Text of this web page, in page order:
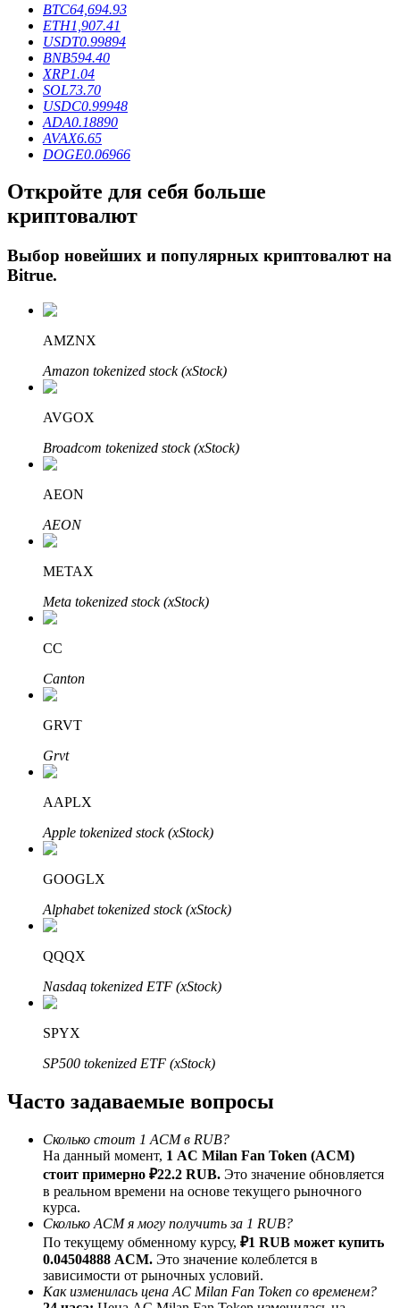
Кредиты
Сервис заимствований, обеспеченных криптовалютой
Авто Инвест
Получите долгосрочную прибыль и гибкие проценты
Изучите стейкинг
Узнайте о пассивном доходе
До 65% комиссии!
Реферал
Пригласите друга, чтобы получить денежные
вознаграждения
Deposit CASHCAT & Win
BTC64,694.93
ETH1,907.41
USDT0.99894
BNB594.40
XRP1.04
SOL73.70
USDC0.99948
ADA0.18890
AVAX6.65
DOGE0.06966
Откройте для себя больше
криптовалют
Выбор новейших и популярных криптовалют на
Bitrue.
AMZNX
Amazon tokenized stock (xStock)
AVGOX
Broadcom tokenized stock (xStock)
AEON
AEON
METAX
Meta tokenized stock (xStock)
CC
Canton
GRVT
Grvt
AAPLX
Apple tokenized stock (xStock)
GOOGLX
Alphabet tokenized stock (xStock)
QQQX
Nasdaq tokenized ETF (xStock)
SPYX
SP500 tokenized ETF (xStock)
Часто задаваемые вопросы
Сколько стоит 1 ACM в RUB?
На данный момент, 1 AC Milan Fan Token (ACM)
стоит примерно ₽22.2 RUB. Это значение обновляется
в реальном времени на основе текущего рыночного
курса.
Сколько ACM я могу получить за 1 RUB?
По текущему обменному курсу, ₽1 RUB может купить
0.04504888 ACM. Это значение колеблется в
зависимости от рыночных условий.
Как изменилась цена AC Milan Fan Token со временем?